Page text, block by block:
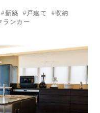
新築 戸建て
収納
ランカー